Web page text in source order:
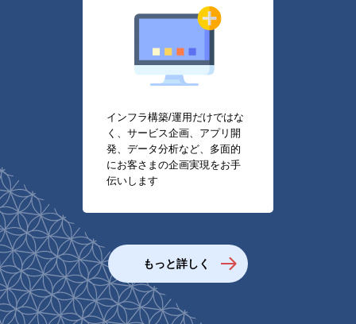
インフラ構築/運用だけではな
く、サービス企画、アプリ開
発、データ分析など、多面的
にお客さまの企画実現をお手
伝いします
もっと詳しく